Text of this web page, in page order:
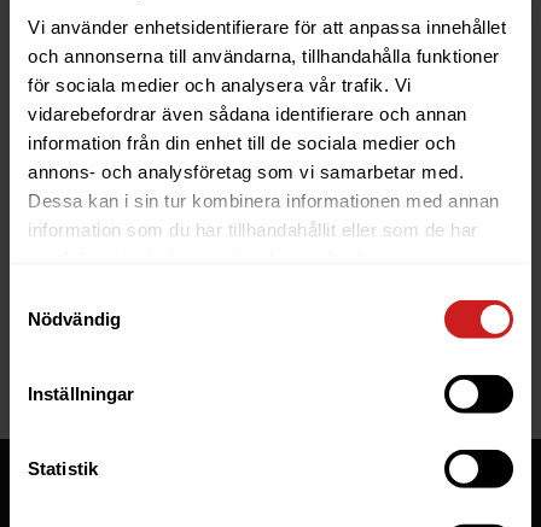
Vi använder enhetsidentifierare för att anpassa innehållet
och annonserna till användarna, tillhandahålla funktioner
för sociala medier och analysera vår trafik. Vi
vidarebefordrar även sådana identifierare och annan
information från din enhet till de sociala medier och
annons- och analysföretag som vi samarbetar med.
Dessa kan i sin tur kombinera informationen med annan
information som du har tillhandahållit eller som de har
Nödvändig
Inställningar
Statistik
The website you were trying to
reach has been suspended
If you are the owner of this website or domain please
read
website to be suspended.